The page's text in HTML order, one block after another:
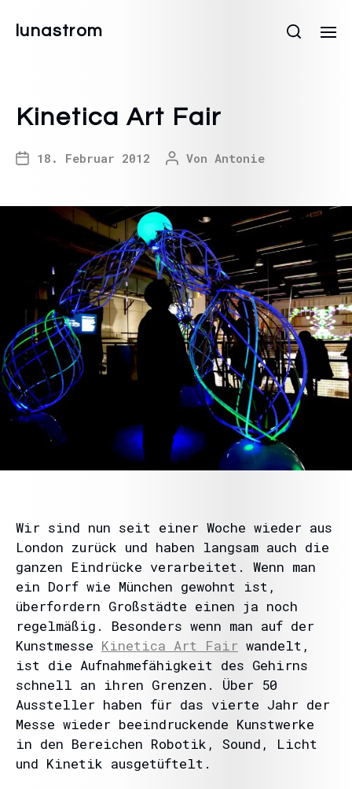
lunastrom
Kinetica Art Fair
18. Februar 2012 Von Antonie
Wir sind nun seit einer Woche wieder aus
London zurück und haben langsam auch die
ganzen Eindrücke verarbeitet. Wenn man
ein Dorf wie München gewohnt ist,
überfordern Großstädte einen ja noch
regelmäßig. Besonders wenn man auf der
Kunstmesse Kinetica Art Fair wandelt,
ist die Aufnahmefähigkeit des Gehirns
schnell an ihren Grenzen. Über 50
Aussteller haben für das vierte Jahr der
Messe wieder beeindruckende Kunstwerke
in den Bereichen Robotik, Sound, Licht
und Kinetik ausgetüftelt.